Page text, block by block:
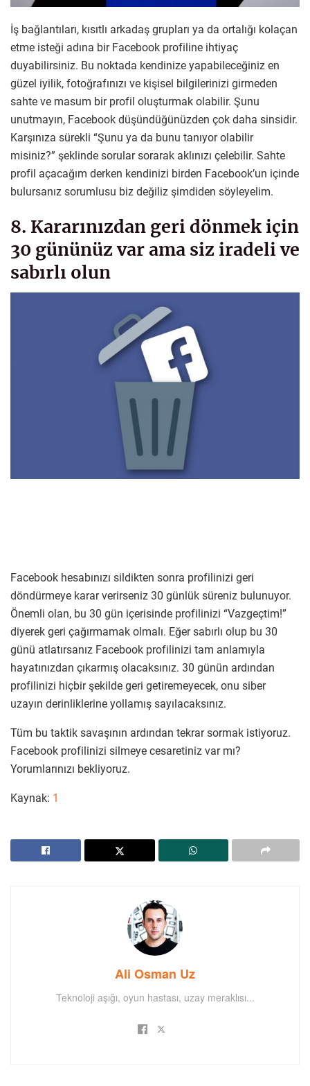
İş bağlantıları, kısıtlı arkadaş grupları ya da ortalığı kolaçan
etme isteği adına bir Facebook profiline ihtiyaç
duyabilirsiniz. Bu noktada kendinize yapabileceğiniz en
güzel iyilik, fotoğrafınızı ve kişisel bilgilerinizi girmeden
sahte ve masum bir profil oluşturmak olabilir. Şunu
unutmayın, Facebook düşündüğünüzden çok daha sinsidir.
Karşınıza sürekli “Şunu ya da bunu tanıyor olabilir
misiniz?” şeklinde sorular sorarak aklınızı çelebilir. Sahte
profil açacağım derken kendinizi birden Facebook’un içinde
bulursanız sorumlusu biz değiliz şimdiden söyleyelim.
8. Kararınızdan geri dönmek için
30 gününüz var ama siz iradeli ve
sabırlı olun
Facebook hesabınızı sildikten sonra profilinizi geri
döndürmeye karar verirseniz 30 günlük süreniz bulunuyor.
Önemli olan, bu 30 gün içerisinde profilinizi “Vazgeçtim!”
diyerek geri çağırmamak olmalı. Eğer sabırlı olup bu 30
günü atlatırsanız Facebook profilinizi tam anlamıyla
hayatınızdan çıkarmış olacaksınız. 30 günün ardından
profilinizi hiçbir şekilde geri getiremeyecek, onu siber
uzayın derinliklerine yollamış sayılacaksınız.
Tüm bu taktik savaşının ardından tekrar sormak istiyoruz.
Facebook profilinizi silmeye cesaretiniz var mı?
Yorumlarınızı bekliyoruz.
Kaynak: 1
Ali Osman Uz
Teknoloji aşığı, oyun hastası, uzay meraklısı...